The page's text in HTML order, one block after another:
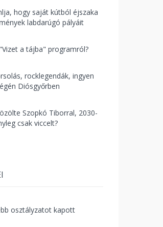
hogy saját kútból éjszaka
labdarúgó pályáit
a tájba" programról?
rocklegendák, ingyen
Diósgyőrben
Szopkó Tiborral, 2030-
csak viccelt?
osztályzatot kapott